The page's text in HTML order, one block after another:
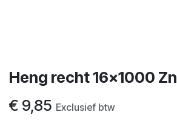
Heng recht 16x1000 Zn
€ 9,85 Exclusief btw